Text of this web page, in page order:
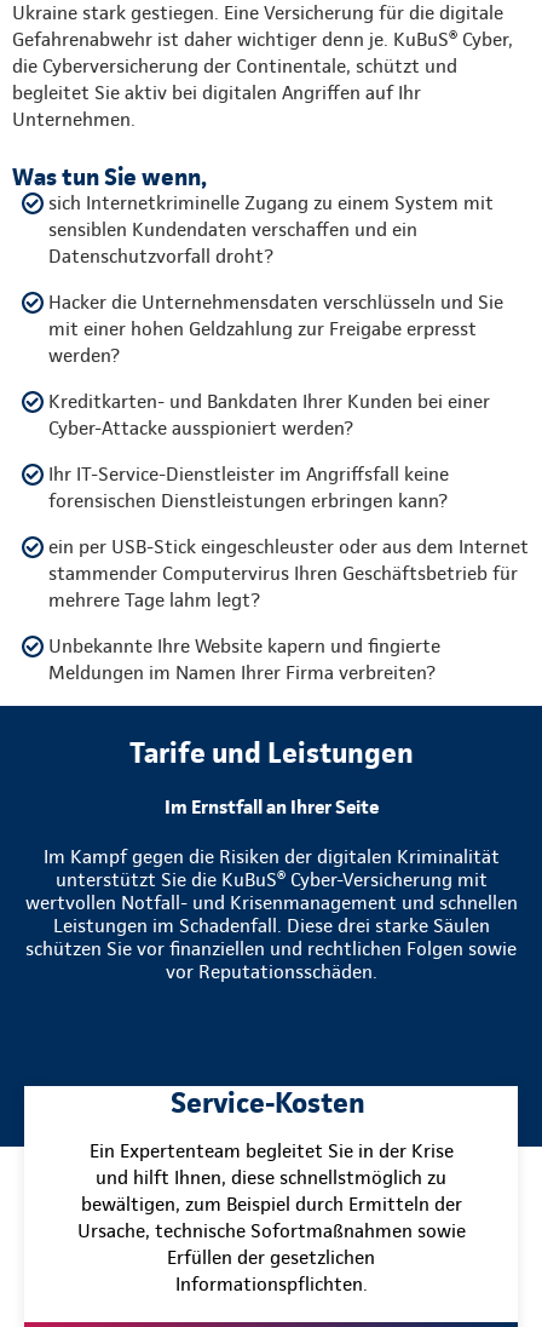
Ukraine stark gestiegen. Eine Versicherung für die digitale
Gefahrenabwehr ist daher wichtiger denn je. KuBuS® Cyber,
die Cyberversicherung der Continentale, schützt und
begleitet Sie aktiv bei digitalen Angriffen auf Ihr
Unternehmen.
Was tun Sie wenn,
sich Internetkriminelle Zugang zu einem System mit
sensiblen Kundendaten verschaffen und ein
Datenschutzvorfall droht?
Hacker die Unternehmensdaten verschlüsseln und Sie
mit einer hohen Geldzahlung zur Freigabe erpresst
werden?
Kreditkarten- und Bankdaten Ihrer Kunden bei einer
Cyber-Attacke ausspioniert werden?
Ihr IT-Service-Dienstleister im Angriffsfall keine
forensischen Dienstleistungen erbringen kann?
ein per USB-Stick eingeschleuster oder aus dem Internet
stammender Computervirus Ihren Geschäftsbetrieb für
mehrere Tage lahm legt?
Unbekannte Ihre Website kapern und fingierte
Meldungen im Namen Ihrer Firma verbreiten?
Tarife und Leistungen
Im Ernstfall an Ihrer Seite
Im Kampf gegen die Risiken der digitalen Kriminalität
unterstützt Sie die KuBuS® Cyber-Versicherung mit
wertvollen Notfall- und Krisenmanagement und schnellen
Leistungen im Schadenfall. Diese drei starke Säulen
schützen Sie vor finanziellen und rechtlichen Folgen sowie
vor Reputationsschäden.
Service-Kosten
Ein Expertenteam begleitet Sie in der Krise
und hilft Ihnen, diese schnellstmöglich zu
bewältigen, zum Beispiel durch Ermitteln der
Ursache, technische Sofortmaßnahmen sowie
Erfüllen der gesetzlichen
Informationspflichten.